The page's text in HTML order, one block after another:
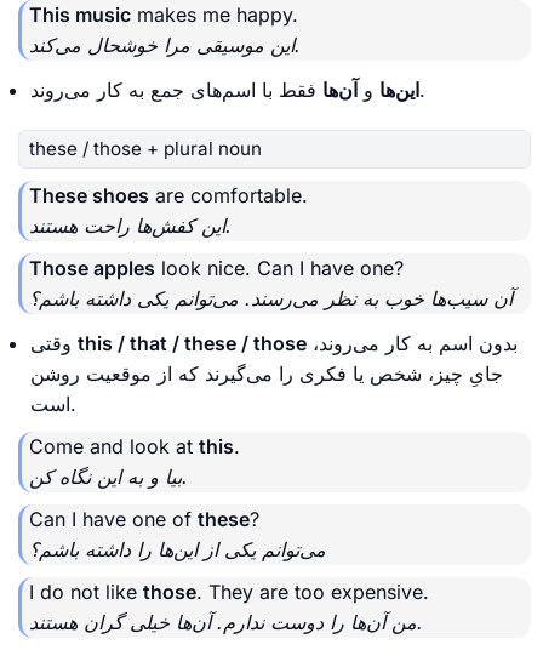
This music makes me happy.
این موسیقی مرا خوشحال می‌کند.
این‌ها و آن‌ها فقط با اسم‌های جمع به کار می‌روند.
these / those + plural noun
These shoes are comfortable.
این کفش‌ها راحت هستند.
Those apples look nice. Can I have one?
آن سیب‌ها خوب به نظر می‌رسند. می‌توانم یکی داشته باشم؟
this / that / these / those
جایِ چیز، شخص یا فکری را می‌گیرند که از موقعیت روشن
است.
Come and look at this.
بیا و به این نگاه کن.
Can I have one of these?
می‌توانم یکی از این‌ها را داشته باشم؟
I do not like those. They are too expensive.
من آن‌ها را دوست ندارم. آن‌ها خیلی گران هستند.